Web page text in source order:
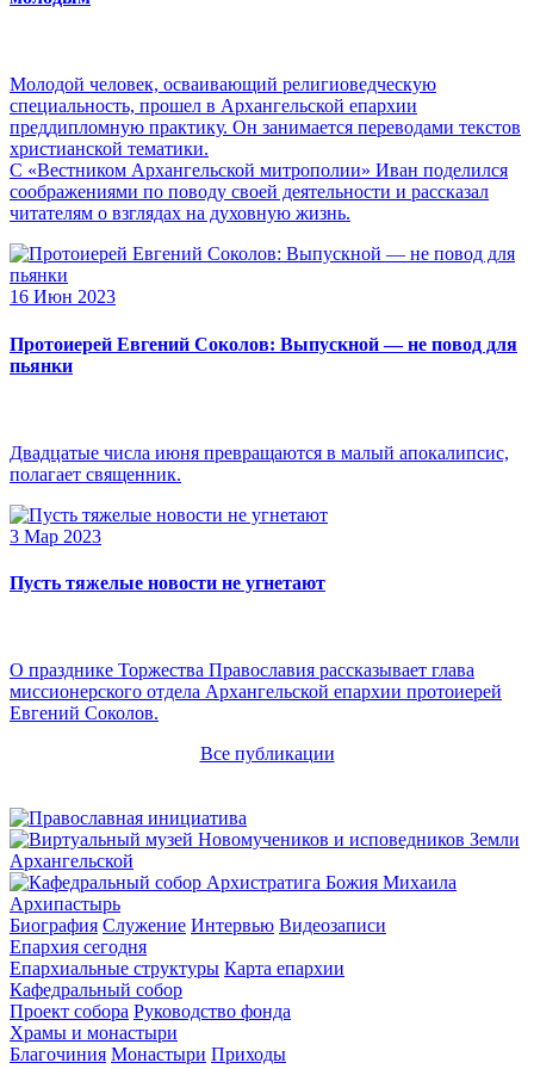
Молодой человек, осваивающий религиоведческую
специальность, прошел в Архангельской епархии
преддипломную практику. Он занимается переводами текстов
христианской тематики.
С «Вестником Архангельской митрополии» Иван поделился
соображениями по поводу своей деятельности и рассказал
читателям о взглядах на духовную жизнь.
16 Июн 2023
Протоиерей Евгений Соколов: Выпускной — не повод для
пьянки
Двадцатые числа июня превращаются в малый апокалипсис,
полагает священник.
3 Мар 2023
Пусть тяжелые новости не угнетают
О празднике Торжества Православия рассказывает глава
миссионерского отдела Архангельской епархии протоиерей
Евгений Соколов.
Все публикации
Архипастырь
Биография Служение Интервью Видеозаписи
Епархия сегодня
Епархиальные структуры Карта епархии
Кафедральный собор
Проект собора Руководство фонда
Храмы и монастыри
Благочиния Монастыри Приходы